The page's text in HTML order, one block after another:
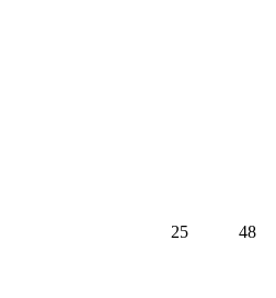
25 48